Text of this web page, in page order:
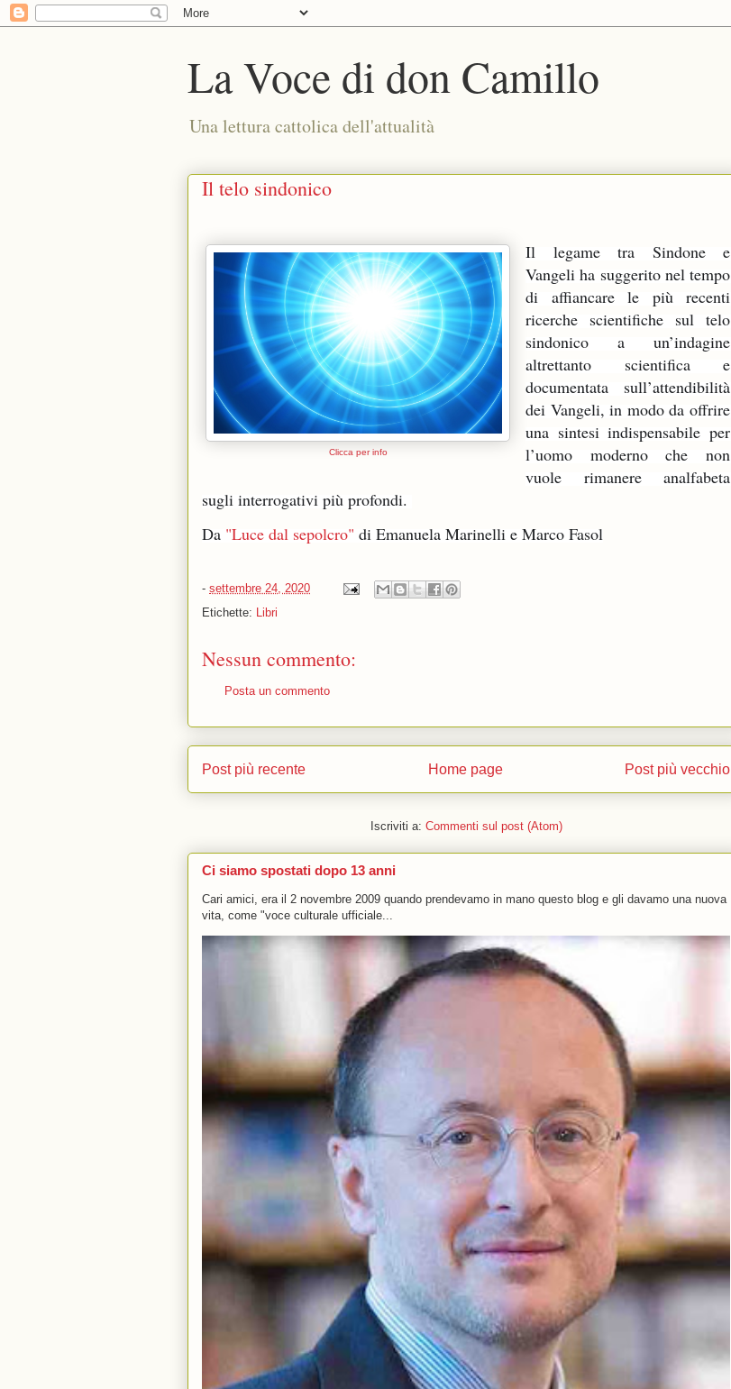
La Voce di don Camillo
Una lettura cattolica dell'attualità
Il telo sindonico
Clicca per info
Il legame tra Sindone e
Vangeli ha suggerito nel tempo
di affiancare le più recenti
ricerche scientifiche sul telo
sindonico a un’indagine
altrettanto scientifica e
documentata sull’attendibilità
dei Vangeli, in modo da offrire
una sintesi indispensabile per
l’uomo moderno che non
vuole rimanere analfabeta
sugli interrogativi più profondi.
Da "Luce dal sepolcro" di Emanuela Marinelli e Marco Fasol
- settembre 24, 2020
Etichette: Libri
Nessun commento:
Posta un commento
Post più recente Post più vecchio
Home page
Iscriviti a: Commenti sul post (Atom)
Ci siamo spostati dopo 13 anni
Cari amici, era il 2 novembre 2009 quando prendevamo in mano questo blog e gli davamo una nuova
vita, come "voce culturale ufficiale...